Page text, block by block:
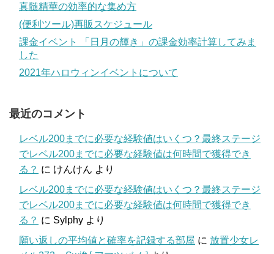
真髄精華の効率的な集め方
(便利ツール)再販スケジュール
課金イベント 「日月の輝き」の課金効率計算してみま
した
2021年ハロウィンイベントについて
最近のコメント
レベル200までに必要な経験値はいくつ？最終ステージ
でレベル200までに必要な経験値は何時間で獲得でき
る？ に けんけん より
レベル200までに必要な経験値はいくつ？最終ステージ
でレベル200までに必要な経験値は何時間で獲得でき
る？ に Sylphy より
願い返しの平均値と確率を記録する部屋 に 放置少女レ